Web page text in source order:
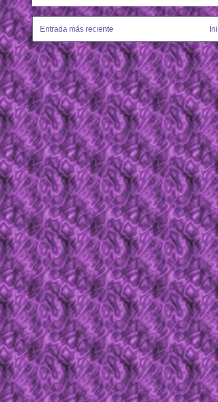
Entrada más reciente